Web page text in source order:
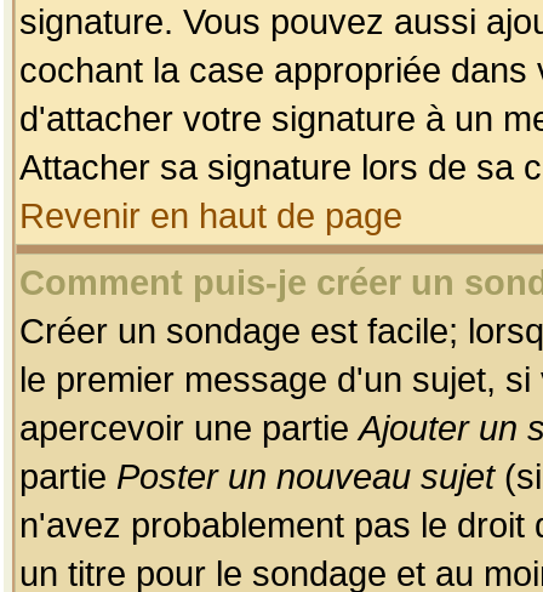
signature. Vous pouvez aussi
cochant la case appropriée
d'attacher votre signature à un
Attacher sa signature lors de sa
Revenir en haut de page
Comment puis-je créer un
Créer un sondage est facile;
le premier message d'un sujet,
apercevoir une partieAjouter un
partie Poster un nouveau sujet(si
n'avez probablement pas le
un titre pour le sondage et au